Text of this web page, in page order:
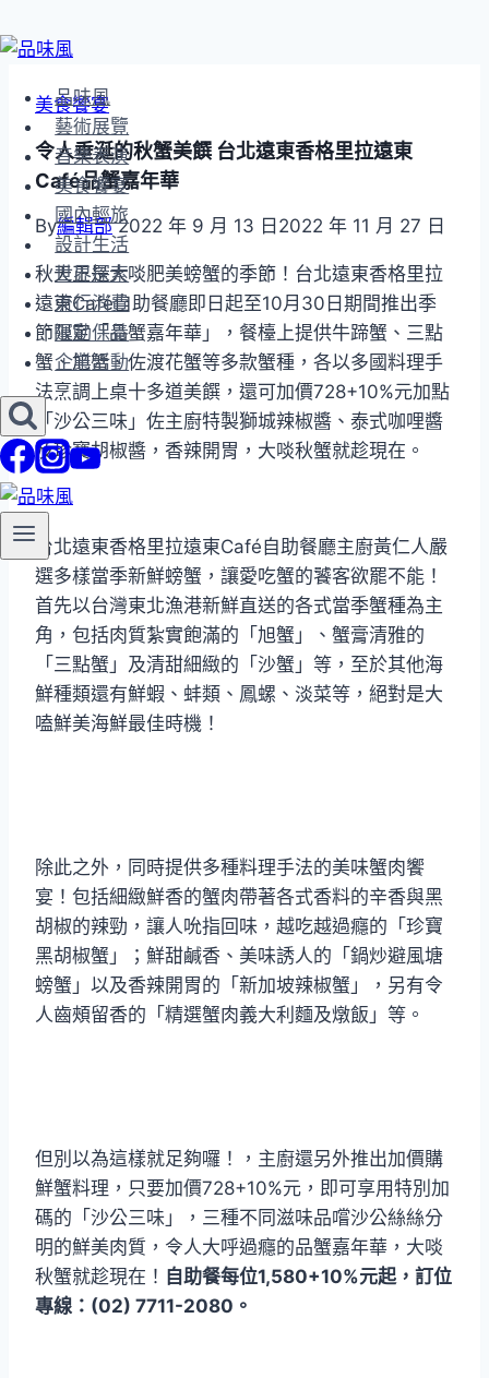
Skip
content品味風
藝術展覽
音樂表演
美食饗宴
國內輕旅
設計生活
世界探索
流行消費
運動保養
企業活動
美食饗宴
令人垂涎的秋蟹美饌 台北遠東香格里拉遠東
Café品蟹嘉年華
By編輯部 2022 年 9 月 13 日 2022 年 11 月 27 日
秋天正是大啖肥美螃蟹的季節！台北遠東香格里拉
遠東Café自助餐廳即日起至10月30日期間推出季
節限定「品蟹嘉年華」，餐檯上提供牛蹄蟹、三點
蟹、旭蟹、佐渡花蟹等多款蟹種，各以多國料理手
法烹調上桌十多道美饌，還可加價728+10%元加點
「沙公三味」佐主廚特製獅城辣椒醬、泰式咖哩醬
及珍寶胡椒醬，香辣開胃，大啖秋蟹就趁現在。
台北遠東香格里拉遠東Café自助餐廳主廚黃仁人嚴
選多樣當季新鮮螃蟹，讓愛吃蟹的饕客欲罷不能！
首先以台灣東北漁港新鮮直送的各式當季蟹種為主
角，包括肉質紮實飽滿的「旭蟹」、蟹膏清雅的
「三點蟹」及清甜細緻的「沙蟹」等，至於其他海
鮮種類還有鮮蝦、蚌類、鳳螺、淡菜等，絕對是大
嗑鮮美海鮮最佳時機！
除此之外，同時提供多種料理手法的美味蟹肉饗
宴！包括細緻鮮香的蟹肉帶著各式香料的辛香與黑
胡椒的辣勁，讓人吮指回味，越吃越過癮的「珍寶
黑胡椒蟹」；鮮甜鹹香、美味誘人的「鍋炒避風塘
螃蟹」以及香辣開胃的「新加坡辣椒蟹」，另有令
人齒頰留香的「精選蟹肉義大利麵及燉飯」等。
但別以為這樣就足夠囉！，主廚還另外推出加價購
鮮蟹料理，只要加價728+10%元，即可享用特別加
碼的「沙公三味」，三種不同滋味品嚐沙公絲絲分
明的鮮美肉質，令人大呼過癮的品蟹嘉年華，大啖
秋蟹就趁現在！ 自助餐每位1,580+10%元起，訂位
專線：(02) 7711-2080。